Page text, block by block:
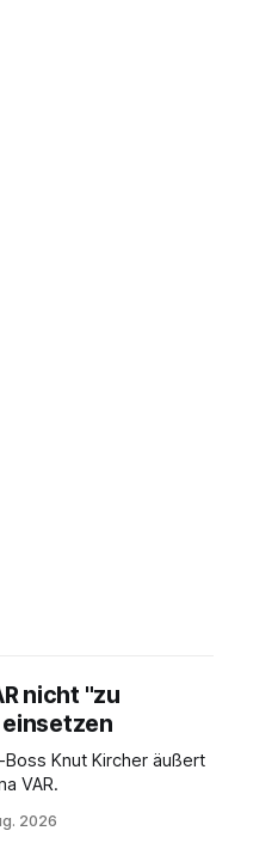
nicht "zu
Knut Kircher äußert
VAR.
2026